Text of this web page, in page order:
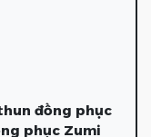
đồng phục
phục Zumi